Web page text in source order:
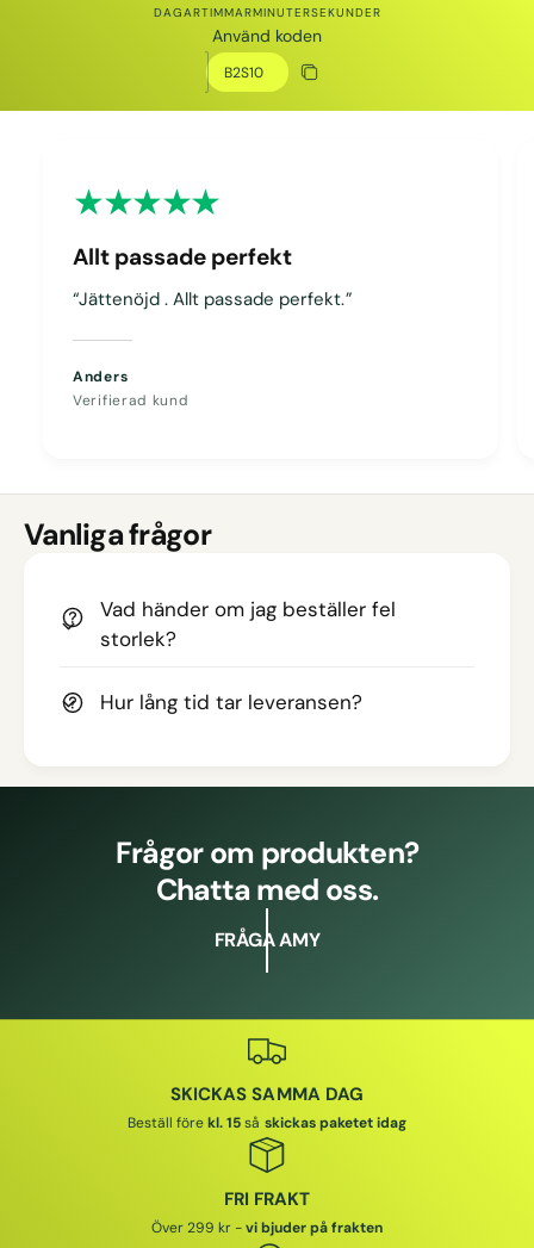
DAGARTIMMARMINUTERSEKUNDER
Använd koden
Kopierat
Rabattkod
Kopiera rabatt
Allt passade perfekt
“Jättenöjd . Allt passade perfekt.”
Anders
Verifierad kund
Vanliga frågor
Vad händer om jag beställer fel
storlek?
Hur lång tid tar leveransen?
Frågor om produkten?
Chatta med oss.
FRÅGA AMY
SKICKAS SAMMA DAG
Beställ förekl. 15så skickas paketet idag
FRI FRAKT
Över 299 kr -vi bjuder på frakten